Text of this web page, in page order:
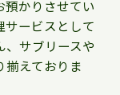
かりさせてい
ービスとして
サブリースや
揃えておりま